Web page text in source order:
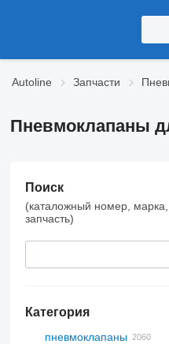
Autoline Запчасти
Пневмоклапаны
Поиск
(каталожный номер,
запчасть)
Категория
пневмоклапаны